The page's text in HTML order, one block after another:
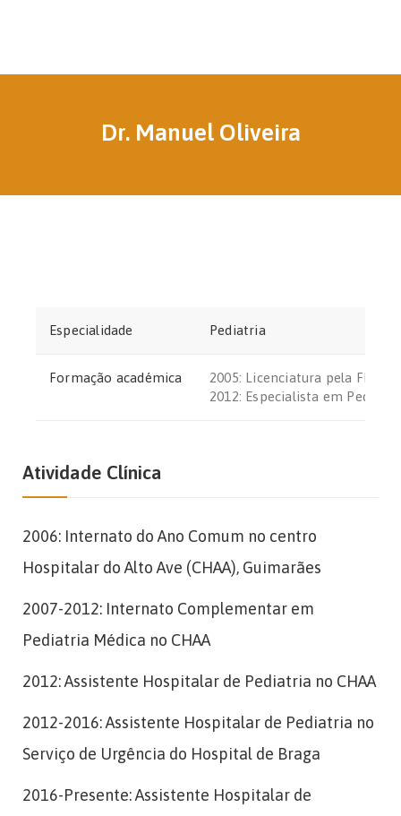
Dr. Manuel Oliveira
Especialidade Pediatria
Formação académica
2005: Licenciatura pela FMUC
2012: Especialista em
Atividade Clínica
2006: Internato do Ano Comum no centro
Hospitalar do Alto Ave (CHAA), Guimarães
2007-2012: Internato Complementar em
Pediatria Médica no CHAA
2012: Assistente Hospitalar de Pediatria no CHAA
2012-2016: Assistente Hospitalar de Pediatria no
Serviço de Urgência do Hospital de Braga
2016-Presente: Assistente Hospitalar de